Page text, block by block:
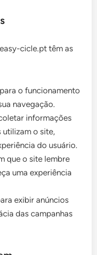
cicle.pt têm as
o funcionamento
navegação.
informações
o site,
do usuário.
que o site lembre
uma experiência
exibir anúncios
das campanhas